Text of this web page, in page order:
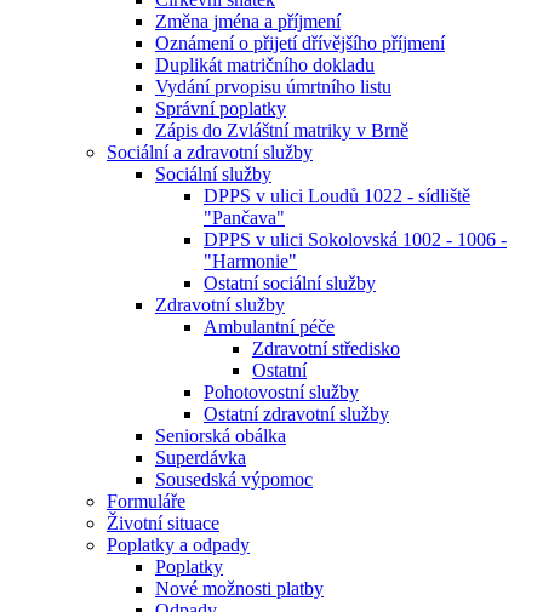
Změna jména a příjmení
Oznámení o přijetí dřívějšího příjmení
Duplikát matričního dokladu
Vydání prvopisu úmrtního listu
Správní poplatky
Zápis do Zvláštní matriky v Brně
Sociální a zdravotní služby
Sociální služby
DPPS v ulici Loudů 1022 - sídliště
"Pančava"
DPPS v ulici Sokolovská 1002 - 1006 -
"Harmonie"
Ostatní sociální služby
Zdravotní služby
Ambulantní péče
Zdravotní středisko
Ostatní
Pohotovostní služby
Ostatní zdravotní služby
Seniorská obálka
Superdávka
Sousedská výpomoc
Formuláře
Životní situace
Poplatky a odpady
Poplatky
Nové možnosti platby